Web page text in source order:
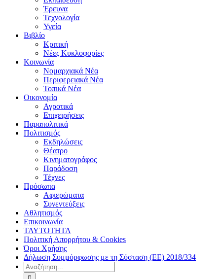
Έρευνα
Τεχνολογία
Υγεία
Βιβλίο
Κριτική
Νέες Κυκλοφορίες
Κοινωνία
Νομαρχιακά Νέα
Περιφερειακά Νέα
Τοπικά Νέα
Οικονομία
Αγροτικά
Επιχειρήσεις
Παραπολιτικά
Πολιτισμός
Εκδηλώσεις
Θέατρο
Κινηματογράφος
Παράδοση
Τέχνες
Πρόσωπα
Αφιερώματα
Συνεντεύξεις
Αθλητισμός
Επικοινωνία
ΤΑΥΤΟΤΗΤΑ
Πολιτική Απορρήτου & Cookies
Όροι Χρήσης
Δήλωση Συμμόρφωσης με τη Σύσταση (ΕΕ) 2018/334
Αναζήτηση
για: